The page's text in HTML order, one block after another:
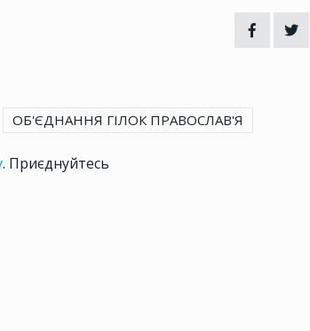
ОБ'ЄДНАННЯ ГІЛОК ПРАВОСЛАВ'Я
. Приєднуйтесь